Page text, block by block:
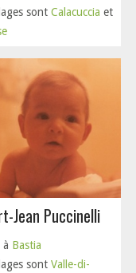
sont Calacuccia et
Jean Puccinelli
à Bastia
sont Valle-di-